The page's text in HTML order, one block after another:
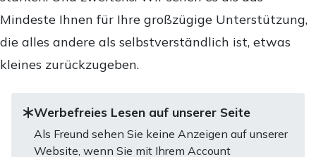
Mindeste Ihnen für Ihre großzügige Unterstützung,
die alles andere als selbstverständlich ist, etwas
kleines zurückzugeben.
Werbefreies Lesen auf unserer Seite
Als Freund sehen Sie keine Anzeigen auf unserer
Website, wenn Sie mit Ihrem Account